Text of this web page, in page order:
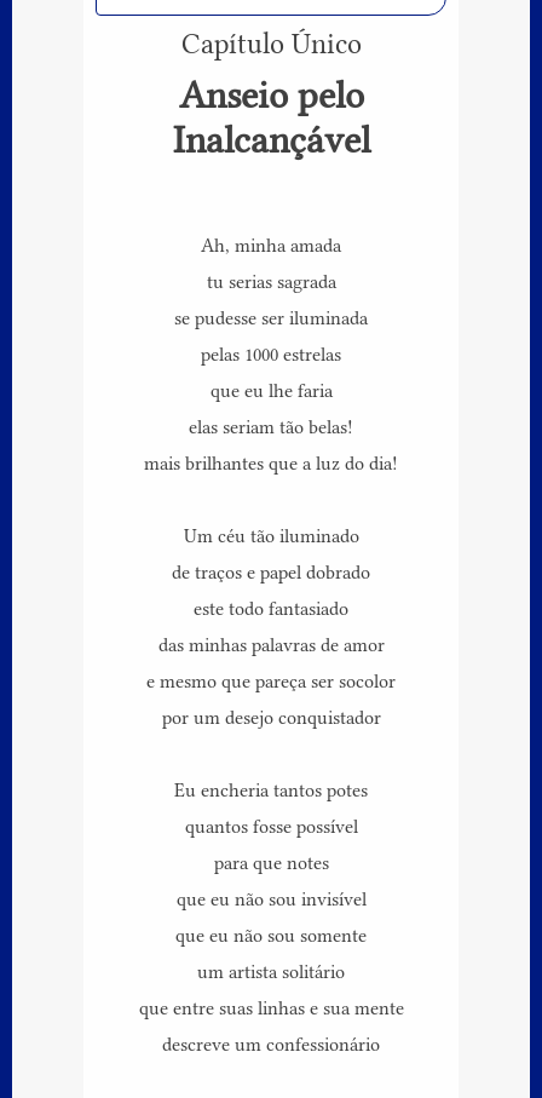
Capítulo Único
Anseio pelo
Inalcançável
Ah, minha amada
tu serias sagrada
se pudesse ser iluminada
pelas 1000 estrelas
que eu lhe faria
elas seriam tão belas!
mais brilhantes que a luz do dia!
Um céu tão iluminado
de traços e papel dobrado
este todo fantasiado
das minhas palavras de amor
e mesmo que pareça ser socolor
por um desejo conquistador
Eu encheria tantos potes
quantos fosse possível
para que notes
que eu não sou invisível
que eu não sou somente
um artista solitário
que entre suas linhas e sua mente
descreve um confessionário